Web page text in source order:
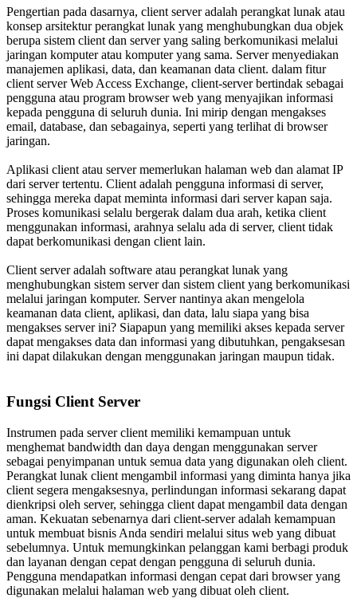
Pengertian pada dasarnya, client server adalah perangkat lunak atau
konsep arsitektur perangkat lunak yang menghubungkan dua objek
berupa sistem client dan server yang saling berkomunikasi melalui
jaringan komputer atau komputer yang sama. Server menyediakan
manajemen aplikasi, data, dan keamanan data client. dalam fitur
client server Web Access Exchange, client-server bertindak sebagai
pengguna atau program browser web yang menyajikan informasi
kepada pengguna di seluruh dunia. Ini mirip dengan mengakses
email, database, dan sebagainya, seperti yang terlihat di browser
jaringan.
Aplikasi client atau server memerlukan halaman web dan alamat IP
dari server tertentu. Client adalah pengguna informasi di server,
sehingga mereka dapat meminta informasi dari server kapan saja.
Proses komunikasi selalu bergerak dalam dua arah, ketika client
menggunakan informasi, arahnya selalu ada di server, client tidak
dapat berkomunikasi dengan client lain.
Client server adalah software atau perangkat lunak yang
menghubungkan sistem server dan sistem client yang berkomunikasi
melalui jaringan komputer. Server nantinya akan mengelola
keamanan data client, aplikasi, dan data, lalu siapa yang bisa
mengakses server ini? Siapapun yang memiliki akses kepada server
dapat mengakses data dan informasi yang dibutuhkan, pengaksesan
ini dapat dilakukan dengan menggunakan jaringan maupun tidak.
Fungsi Client Server
Instrumen pada server client memiliki kemampuan untuk
menghemat bandwidth dan daya dengan menggunakan server
sebagai penyimpanan untuk semua data yang digunakan oleh client.
Perangkat lunak client mengambil informasi yang diminta hanya jika
client segera mengaksesnya, perlindungan informasi sekarang dapat
dienkripsi oleh server, sehingga client dapat mengambil data dengan
aman. Kekuatan sebenarnya dari client-server adalah kemampuan
untuk membuat bisnis Anda sendiri melalui situs web yang dibuat
sebelumnya. Untuk memungkinkan pelanggan kami berbagi produk
dan layanan dengan cepat dengan pengguna di seluruh dunia.
Pengguna mendapatkan informasi dengan cepat dari browser yang
digunakan melalui halaman web yang dibuat oleh client.